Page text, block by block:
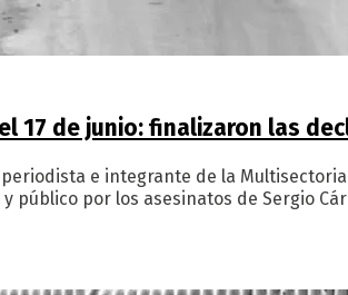
17 de junio: finalizaron las
periodista e integrante de la
público por los asesinatos de Sergio